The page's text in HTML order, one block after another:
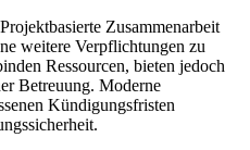
Zusammenarbeit
weitere Verpflichtungen zu
Ressourcen, bieten jedoch
Betreuung. Moderne
Kündigungsfristen